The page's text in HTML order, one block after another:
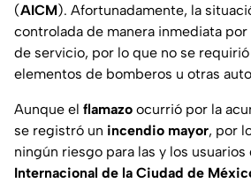
(AICM). Afortunadamente, la
controlada de manera inmediata
de servicio, por lo que no se
elementos de bomberos u otras
Aunque el flamazo ocurrió por la
se registró un incendio mayor, por
ningún riesgo para las y los usuarios
Internacional de la Ciudad de